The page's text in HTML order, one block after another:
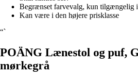
Begrænset farvevalg, kun tilgængelig
Kan være i den højere prisklasse
“`
POÄNG Lænestol og puf,
mørkegrå